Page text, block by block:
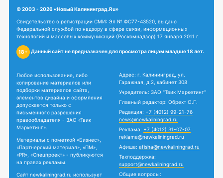
© 2003 - 2026 «Новый Калининград.Ru»
Свидетельство о регистрации СМИ: Эл № ФС77-43520, выдано
Федеральной службой по надзору в сфере связи, информационных
технологий и массовых коммуникаций (Роскомнадзор) 17 января 2011 г.
18+ Данный сайт не предназначен для просмотра лицам младше 18 лет.
Любое использование, либо
копирование материалов или
подборки материалов сайта,
элементов дизайна и оформления
допускается только с
письменного разрешения
правообладателя - ЗАО «Твик
Маркетинг».
Материалы с пометкой «Бизнес»,
«Партнерский материал», «ПМ»,
«PR», «Спецпроект» - публикуются
на правах рекламы.
Сайт newkaliningrad.ru использует
Адрес: г. Калининград, ул.
Гаражная, д.2, кабинет 308
Учредитель: ЗАО "Твик Маркетинг"
Главный редактор: Обрехт О.Г.
Редакция: +7 (4012) 99-21-76
news@newkaliningrad.ru
Реклама: +7 (4012) 31-07-07
reklama@newkaliningrad.ru
Афиша: afisha@newkaliningrad.ru
Техподдержка:
support@newkaliningrad.ru
Общие вопросы: